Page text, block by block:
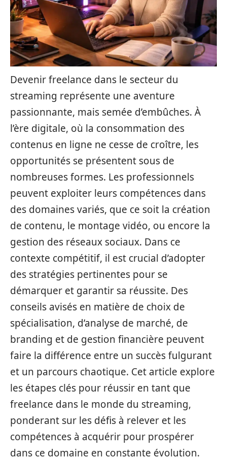
Devenir freelance dans le secteur du
streaming représente une aventure
passionnante, mais semée d’embûches. À
l’ère digitale, où la consommation des
contenus en ligne ne cesse de croître, les
opportunités se présentent sous de
nombreuses formes. Les professionnels
peuvent exploiter leurs compétences dans
des domaines variés, que ce soit la création
de contenu, le montage vidéo, ou encore la
gestion des réseaux sociaux. Dans ce
contexte compétitif, il est crucial d’adopter
des stratégies pertinentes pour se
démarquer et garantir sa réussite. Des
conseils avisés en matière de choix de
spécialisation, d’analyse de marché, de
branding et de gestion financière peuvent
faire la différence entre un succès fulgurant
et un parcours chaotique. Cet article explore
les étapes clés pour réussir en tant que
freelance dans le monde du streaming,
ponderant sur les défis à relever et les
compétences à acquérir pour prospérer
dans ce domaine en constante évolution.